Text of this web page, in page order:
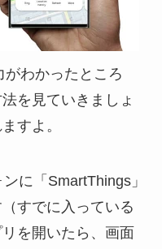
がわかったところ
を見ていきましょ
すよ。
に「SmartThings」
すでに入っている
を開いたら、画面